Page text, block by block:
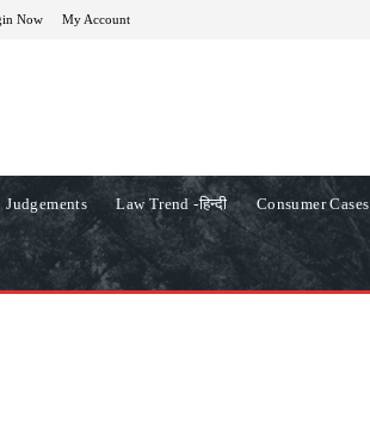
Now My Account
Judgements Law Trend -हिन्दी Consumer Cases